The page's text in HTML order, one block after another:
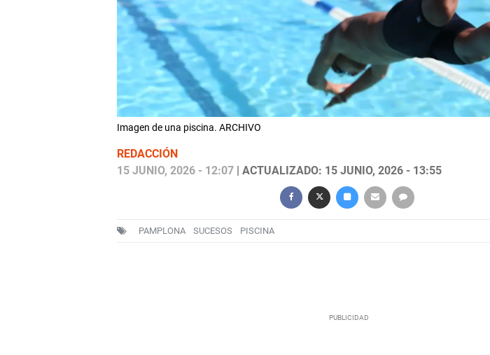
Imagen de una piscina. ARCHIVO
REDACCIÓN
15 JUNIO, 2026 - 12:07| ACTUALIZADO: 15 JUNIO, 2026 - 13:55
PAMPLONA SUCESOS PISCINA